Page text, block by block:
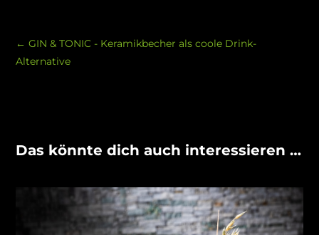
←GIN & TONIC - Keramikbecher als coole Drink-
Alternative
Das könnte dich auch interessieren …